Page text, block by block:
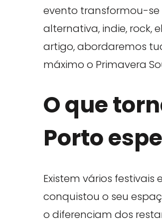
evento transformou-
alternativa, indie, rock,
artigo, abordaremos
máximo o Primavera
O que
Porto
Existem vários festivais
conquistou o seu
o diferenciam dos